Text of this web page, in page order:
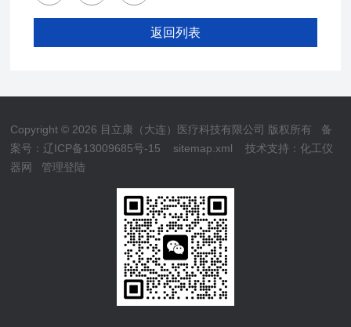
返回列表
Copyright © 2026 目立康（大连）医疗科技有限公司 版权所有 备
案号：辽ICP备13009685号-15
sitemap.xml 技术支持：化工仪
器网
管理登陆